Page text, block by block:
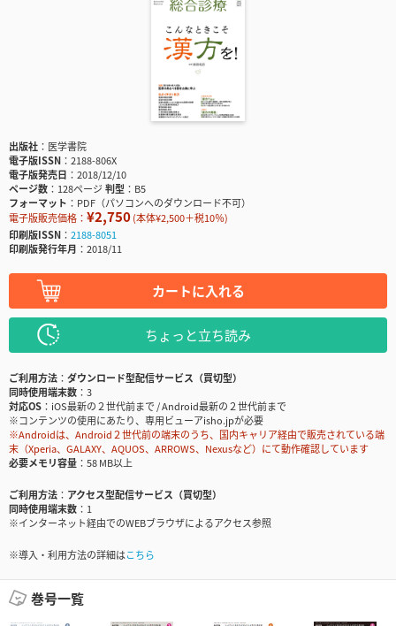
出版社
医学書院
電子版ISSN
2188-806X
電子版発売日
2018/12/10
ページ数
128ページ判型
B5
フォーマット
PDF（パソコンへのダウンロード不可）
電子版販売価格： ¥2,750(本体¥2,500＋税10％)
印刷版ISSN
2188-8051
印刷版発行年月
2018/11
カートに入れる
ちょっと立ち読み
ご利用方法
ダウンロード型配信サービス（買切型）
同時使用端末数
3
対応OS
iOS最新の２世代前まで / Android最新の２世代前まで
※コンテンツの使用にあたり、専用ビューアisho.jpが必要
※Androidは、Android２世代前の端末のうち、国内キャリア経由で販売されている端
末（Xperia、GALAXY、AQUOS、ARROWS、Nexusなど）にて動作確認しています
必要メモリ容量
58 MB以上
ご利用方法
アクセス型配信サービス（買切型）
同時使用端末数
1
※インターネット経由でのWEBブラウザによるアクセス参照
※導入・利用方法の詳細はこちら
巻号一覧